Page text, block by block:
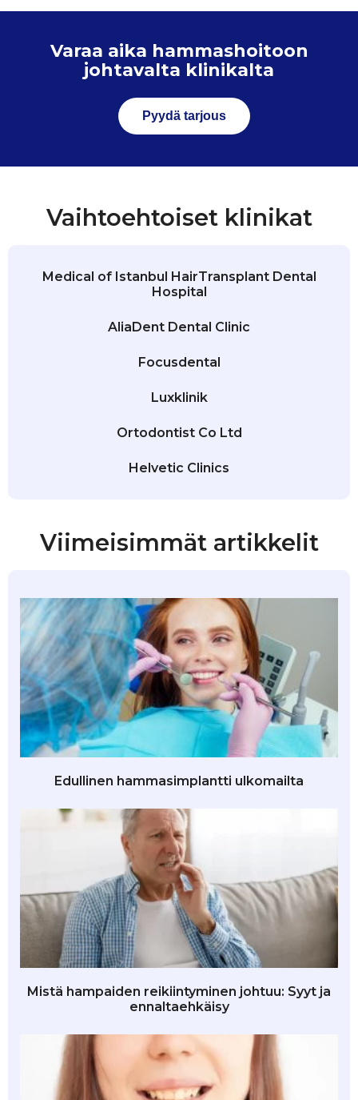
Varaa aika hammashoitoon
johtavalta klinikalta
Pyydä tarjous
Vaihtoehtoiset klinikat
Medical of Istanbul HairTransplant Dental
Hospital
AliaDent Dental Clinic
Focusdental
Luxklinik
Ortodontist Co Ltd
Helvetic Clinics
Viimeisimmät artikkelit
Edullinen hammasimplantti ulkomailta
Mistä hampaiden reikiintyminen johtuu: Syyt ja
ennaltaehkäisy